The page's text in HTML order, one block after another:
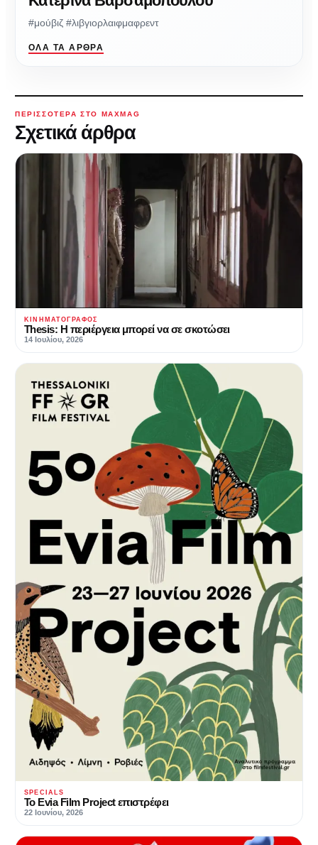
#μούβιζ #λιβγιορλαιφμαφρεντ
ΌΛΑ ΤΑ ΆΡΘΡΑ
ΠΕΡΙΣΣΌΤΕΡΑ ΣΤΟ MAXMAG
Σχετικά άρθρα
ΚΙΝΗΜΑΤΟΓΡΆΦΟΣ
Thesis: Η περιέργεια μπορεί να σε σκοτώσει
14 Ιουλίου, 2026
SPECIALS
Το Evia Film Project επιστρέφει
22 Ιουνίου, 2026